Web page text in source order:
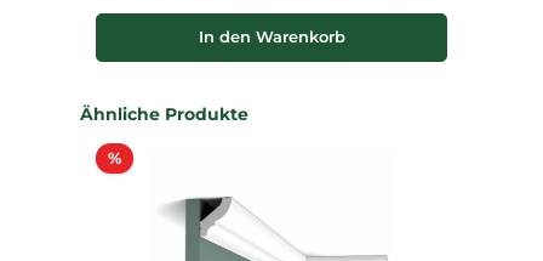
In den Warenkorb
Produktgalerie überspringen
Ähnliche Produkte
%Rabatt